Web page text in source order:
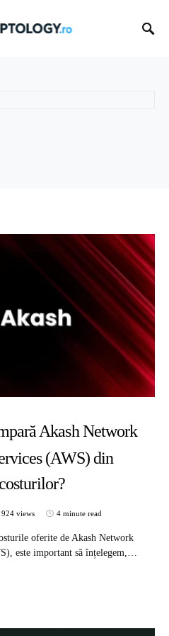
Akash Network
(AWS) din
924 views 4 minute read
oferite de Akash Network
este important să înțelegem,…